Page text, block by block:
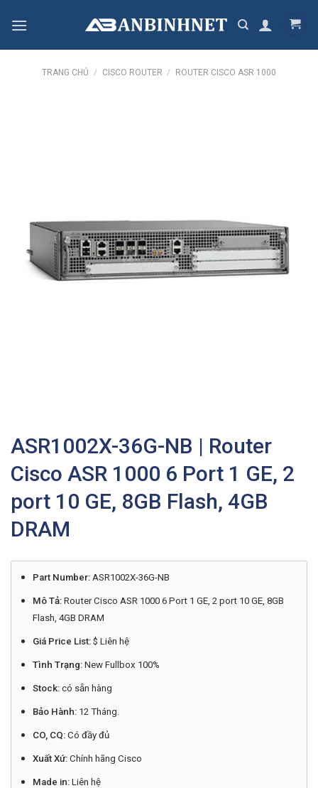
TRANG CHỦ / CISCO ROUTER / ROUTER CISCO ASR 1000
ASR1002X-36G-NB | Router
Cisco ASR 1000 6 Port 1 GE, 2
port 10 GE, 8GB Flash, 4GB
DRAM
Part Number:ASR1002X-36G-NB
Mô Tả:Router Cisco ASR 1000 6 Port 1 GE, 2 port 10 GE, 8GB
Flash, 4GB DRAM
Giá Price List:$ Liên hệ
Tình Trạng:New Fullbox 100%
Stock:có sẵn hàng
Bảo Hành: 12 Tháng.
CO, CQ: Có đầy đủ
Xuất Xứ:Chính hãng Cisco
Made in:Liên hệ